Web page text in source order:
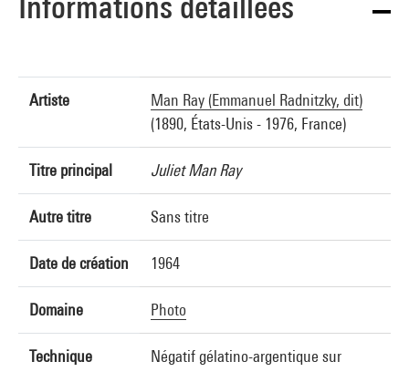
Artiste
Man Ray (Emmanuel Radnitzky, dit)
(1890, États-Unis - 1976, France)
Titre principal Juliet Man Ray
Autre titre Sans titre
Date de création 1964
Domaine Photo
Technique
Négatif gélatino-argentique sur